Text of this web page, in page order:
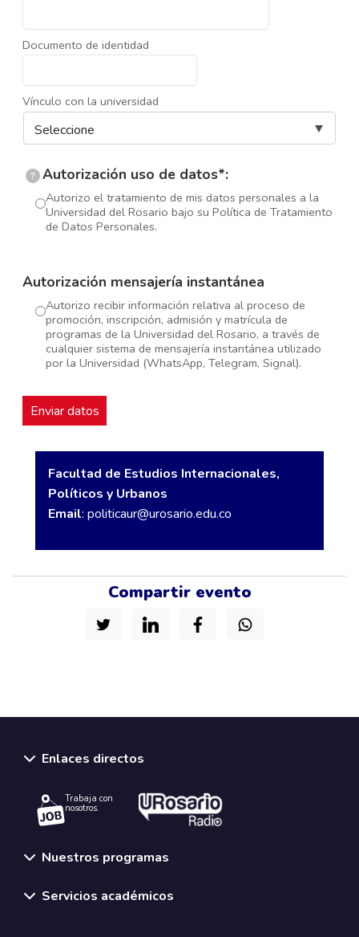
Documento de identidad
Vínculo con la universidad
? Autorización uso de datos*:
Autorizo el tratamiento de mis datos personales a la
Universidad del Rosario bajo su Política de Tratamiento
de Datos Personales.
Autorización mensajería instantánea
Autorizo recibir información relativa al proceso de
promoción, inscripción, admisión y matrícula de
programas de la Universidad del Rosario, a través de
cualquier sistema de mensajería instantánea utilizado
por la Universidad (WhatsApp, Telegram, Signal).
Facultad de Estudios Internacionales,
Políticos y Urbanos
Email: politicaur@urosario.edu.co
Compartir evento
Enlaces directos
Trabaja con
nosotros.
Nuestros programas
Servicios académicos